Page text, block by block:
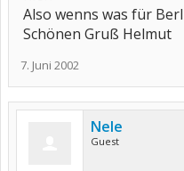
Also wenns was für
Schönen Gruß Helmut
7. Juni 2002
Nele
Guest